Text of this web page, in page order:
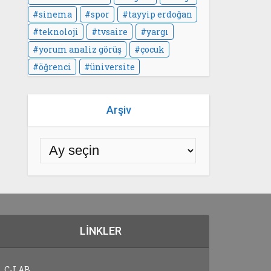
sinema
spor
tayyip erdoğan
teknoloji
tvsaire
yargı
yorum analiz görüş
çocuk
öğrenci
üniversite
Arşiv
LINKLER